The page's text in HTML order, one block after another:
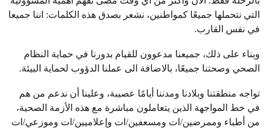
التي نتحملها جميعًا كمواطنين، نشعر بصدق هذه الكلمات: اننا جميعا
في نفس القارب.
وبناء على ذلك، جميعنا مدعوون للقيام بدورنا في حماية النظام
الصحي وصحتنا جميعًا، بالاضافة الى عملنا الدؤوب لحماية البيئة.
تواجه منطقتنا وبلادنا ومدننا أيامًا عصيبة، وعلينا أن ندعم من هم
في خط المواجهة الذين يتعاملون مباشرة مع هذه الأزمة الصحية،
من أطباء وممرضين/ات ومسعفين/ات وإعلاميين/ات وموزعي/ات